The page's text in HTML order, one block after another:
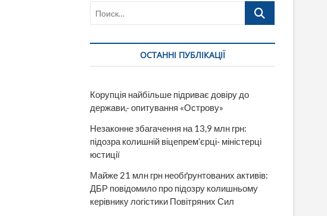
Поиск…
ОСТАННІ ПУБЛІКАЦІЇ
Корупція найбільше підриває довіру до
держави,- опитування «Острову»
Незаконне збагачення на 13,9 млн грн:
підозра колишній віцепрем’єрці- міністерці
юстиції
Майже 21 млн грн необґрунтованих активів:
ДБР повідомило про підозру колишньому
керівнику логістики Повітряних Сил